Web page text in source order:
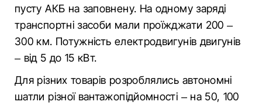
пусту АКБ на заповнену. На одному заряді
транспортні засоби мали проїжджати 200 –
300 км. Потужність електродвигунів двигунів
– від 5 до 15 кВт.
Для різних товарів розроблялись автономні
шатли різної вантажопідйомності – на 50, 100